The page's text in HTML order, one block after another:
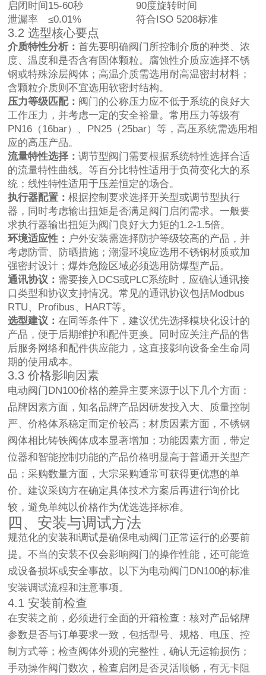
启闭时间 15-60秒
90度旋转时间
泄漏率
≤0.01% 符合ISO 5208标准
3.2 选型核心要点
介质特性分析：首先要明确阀门所控制介质的种类、浓
度、温度和是否含有固体颗粒。腐蚀性介质应选择不锈
钢或特殊涂层阀体；高温介质需选用耐高温密封材料；
含颗粒介质则不宜选用软密封结构。
压力等级匹配： 阀门的公称压力应不低于系统的良好大
工作压力，并考虑一定的安全裕量。常用压力等级有
PN16（16bar）、PN25（25bar）等，高压系统需选用相
应的高压产品。
流量特性选择：调节型阀门需要根据系统特性选择合适
的流量特性曲线。等百分比特性适用于负荷变化大的系
统；线性特性适用于压差恒定的场合。
执行器配置：根据控制要求选择开关型或调节型执行
器，同时考虑输出扭矩是否满足阀门启闭需求。一般要
求执行器输出扭矩为阀门良好大力矩的1.2-1.5倍。
环境适应性： 户外安装需选择防护等级较高的产品，并
考虑防雷、防晒措施；潮湿环境应选用不锈钢材质或加
强密封设计；爆炸危险区域必须选用防爆型产品。
通讯协议： 需要接入DCS或PLC系统时，应确认通讯接
口类型和协议支持情况。常见的通讯协议包括Modbus
RTU、Profibus、HART等。
选型建议：在同等条件下，建议优先选择模块化设计的
产品，便于后期维护和配件更换。同时应关注产品的售
后服务网络和配件供应能力，这直接影响设备全生命周
期的使用成本。
3.3 价格影响因素
电动阀门DN100价格的差异主要来源于以下几个方面：
品牌因素方面，知名品牌产品因研发投入大、质量控制
严、价格体系稳定而定价较高；材质因素方面，不锈钢
阀体相比铸铁阀体成本显著增加；功能因素方面，带定
位器和智能控制功能的产品价格明显高于普通开关型产
品；采购数量方面，大宗采购通常可获得更优惠的单
价。建议采购方在确定具体技术方案后再进行询价比
较，避免单纯以价格作为优选选择标准。
四、安装与调试方法
规范化的安装和调试是确保电动阀门正常运行的必要前
提。不当的安装不仅会影响阀门的操作性能，还可能造
成设备损坏或安全事故。以下为电动阀门DN100的标准
安装调试流程和注意事项。
4.1 安装前检查
在安装之前，必须进行全面的开箱检查：核对产品铭牌
参数是否与订单要求一致，包括型号、规格、电压、控
制方式等；检查阀体外观的完整性，确认无运输损伤；
手动操作阀门数次，检查启闭是否灵活顺畅，有无卡阻